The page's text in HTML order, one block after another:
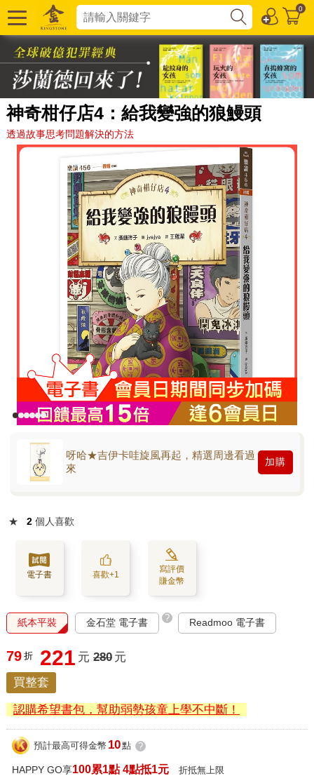
0
神奇柑仔店4：給我變強的狼鰻頭
透過故事思考問題解決的方法
呀哈★吉伊卡哇旋風再起，精選周邊看過
來
加購
★ 2 個人喜歡
電子書 喜歡+1
寫評價
賺金幣
紙本平裝 金石堂 電子書 ? Readmoo 電子書
79 折 221 元 280 元
買整套
認購希望書包，幫助弱勢孩童上學不中斷！
預計最高可得金幣 10點 ?
HAPPY GO享100累1點 4點抵1元 折抵無上限